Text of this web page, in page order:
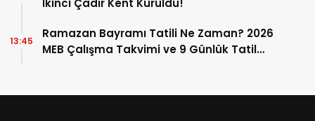
Ramazan Bayramı Tatili Ne Zaman? 2026
MEB Çalışma Takvimi ve 9 Günlük Tatil
13:45